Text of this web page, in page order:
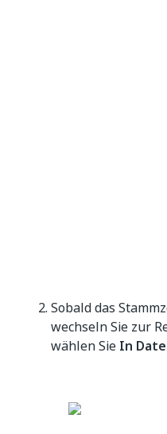
Sobald das
wechseln Sie zur
wählen Sie In